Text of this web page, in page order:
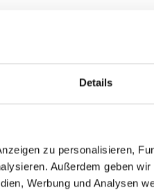
Details
zu personalisieren,
Außerdem geben
Werbung und Analysen